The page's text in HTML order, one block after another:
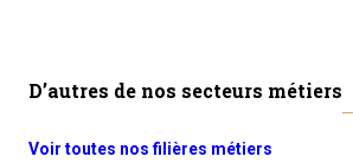
D’autres de nos secteurs métiers
Voir toutes nos filières métiers